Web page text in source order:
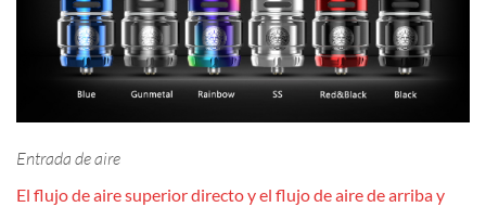
Entrada de aire
El flujo de aire superior directo y el flujo de aire de arriba y